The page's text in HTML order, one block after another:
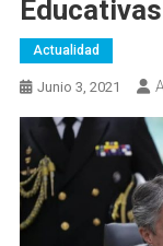
Actualidad
Junio 3, 2021